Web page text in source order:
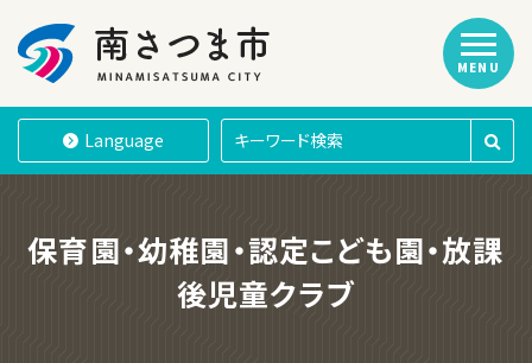
南さつま市
Language
MENU
保育園・幼稚園・認定こども園・放課
後児童クラブ